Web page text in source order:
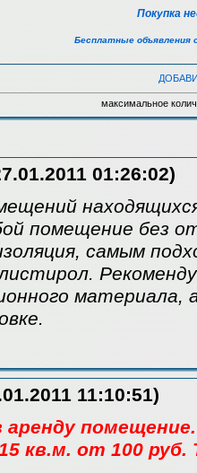
Покупка
Бесплатные объявления
максимальное
01:26:02)
помещение без
самым
11:10:51)
помещение.
кв.м. от 100 руб.